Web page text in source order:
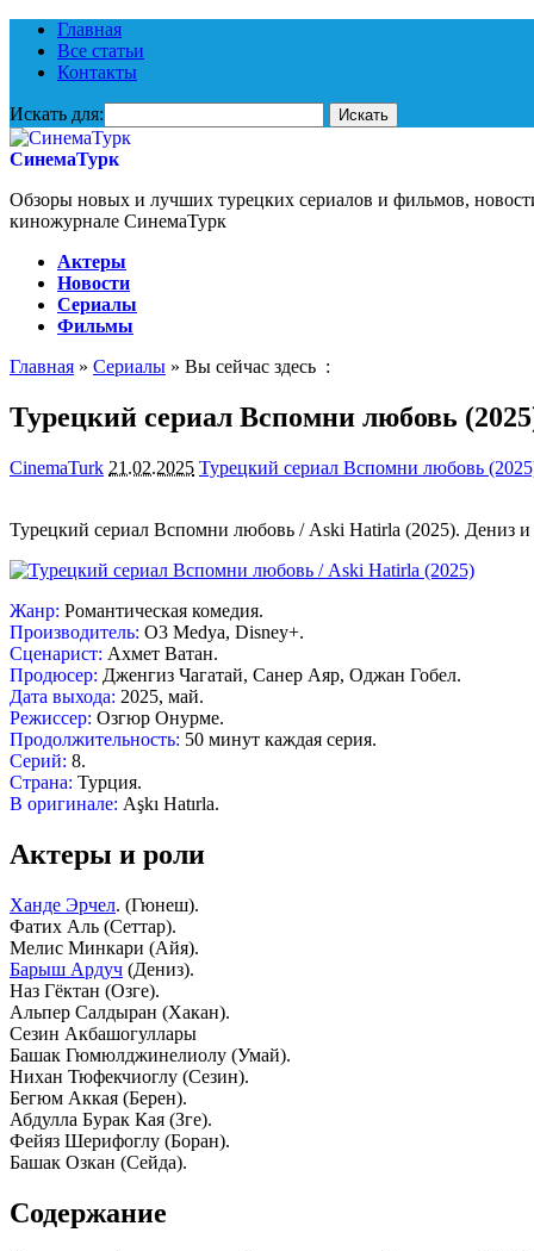
Главная
Все статьи
Контакты
Искать для:
СинемаТурк
Обзоры новых и лучших турецких сериалов и фильмов,
киножурнале СинемаТурк
Актеры
Новости
Сериалы
Фильмы
Главная » Сериалы » Вы сейчас здесь :
Турецкий сериал Вспомни любовь
CinemaTurk 21.02.2025 Турецкий сериал Вспомни любовь
Турецкий сериал Вспомни любовь / Aski Hatirla (2025). Дениз
Жанр: Романтическая комедия.
Производитель: O3 Medya, Disney+.
Сценарист: Ахмет Ватан.
Продюсер: Дженгиз Чагатай, Санер Аяр, Оджан Гобел.
Дата выхода: 2025, май.
Режиссер: Озгюр Онурме.
Продолжительность: 50 минут каждая серия.
Серий: 8.
Страна: Турция.
В оригинале: Aşkı Hatırla.
Актеры и роли
Ханде Эрчел. (Гюнеш).
Фатих Аль (Сеттар).
Мелис Минкари (Айя).
Барыш Ардуч (Дениз).
Наз Гёктан (Озге).
Альпер Салдыран (Хакан).
Сезин Акбашогуллары
Башак Гюмюлджинелиолу (Умай).
Нихан Тюфекчиоглу (Сезин).
Бегюм Аккая (Берен).
Абдулла Бурак Кая (Зге).
Фейяз Шерифоглу (Боран).
Башак Озкан (Сейда).
Содержание